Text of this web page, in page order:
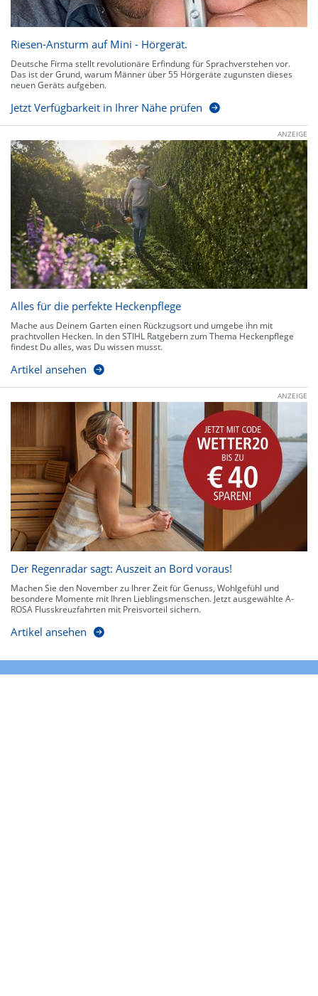
Riesen-Ansturm auf Mini - Hörgerät.
Deutsche Firma stellt revolutionäre Erfindung für Sprachverstehen vor.
Das ist der Grund, warum Männer über 55 Hörgeräte zugunsten dieses
neuen Geräts aufgeben.
Jetzt Verfügbarkeit in Ihrer Nähe prüfen
ANZEIGE
Alles für die perfekte Heckenpflege
Mache aus Deinem Garten einen Rückzugsort und umgebe ihn mit
prachtvollen Hecken. In den STIHL Ratgebern zum Thema Heckenpflege
findest Du alles, was Du wissen musst.
Artikel ansehen
ANZEIGE
Der Regenradar sagt: Auszeit an Bord voraus!
Machen Sie den November zu Ihrer Zeit für Genuss, Wohlgefühl und
besondere Momente mit Ihren Lieblingsmenschen. Jetzt ausgewählte A-
ROSA Flusskreuzfahrten mit Preisvorteil sichern.
Artikel ansehen